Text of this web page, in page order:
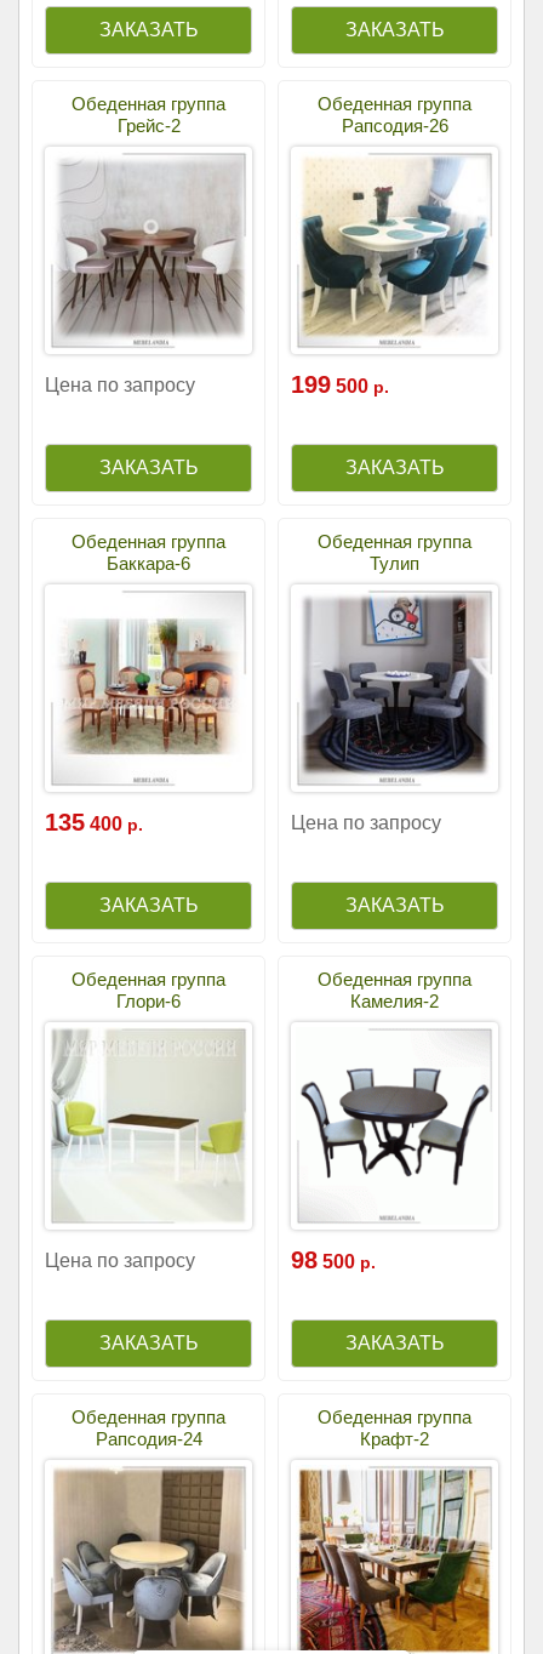
Обеденная группа
Грейс-2
Цена по запросу
Обеденная группа
Рапсодия-26
199 500 р.
Обеденная группа
Баккара-6
135 400 р.
Обеденная группа
Тулип
Цена по запросу
Обеденная группа
Глори-6
Цена по запросу
Обеденная группа
Камелия-2
98 500 р.
Обеденная группа
Рапсодия-24
Обеденная группа
Крафт-2